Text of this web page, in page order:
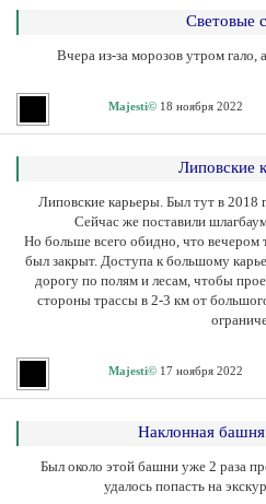
Световые
Вчера из-за морозов утром гало,
Majesti© 18 ноября 2022
Липовские
Липовские карьеры. Был тут в
Сейчас же поставили
Но больше всего обидно, что вечером
был закрыт. Доступа к большому
дорогу по полям и лесам, чтобы
стороны трассы в 2-3 км от
Majesti© 17 ноября 2022
Наклонная
Был около этой башни уже 2 раза
удалось попасть на